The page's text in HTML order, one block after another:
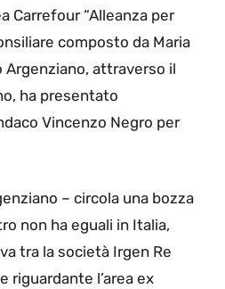
Carrefour “Alleanza per
composto da Maria
Argenziano, attraverso il
ha presentato
Vincenzo Negro per
– circola una bozza
non ha eguali in Italia,
tra la società Irgen Re
riguardante l’area ex